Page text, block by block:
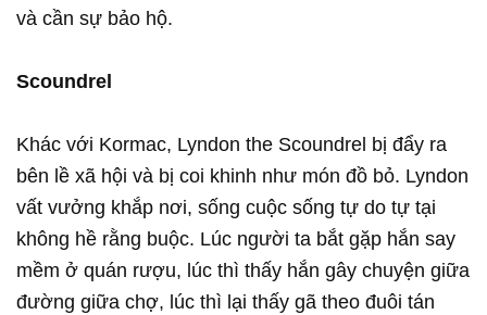
và cần sự bảo hộ.
Scoundrel
Khác với Kormac, Lyndon the Scoundrel bị đẩy ra
bên lề xã hội và bị coi khinh như món đồ bỏ. Lyndon
vất vưởng khắp nơi, sống cuộc sống tự do tự tại
không hề rằng buộc. Lúc người ta bắt gặp hắn say
mềm ở quán rượu, lúc thì thấy hắn gây chuyện giữa
đường giữa chợ, lúc thì lại thấy gã theo đuôi tán